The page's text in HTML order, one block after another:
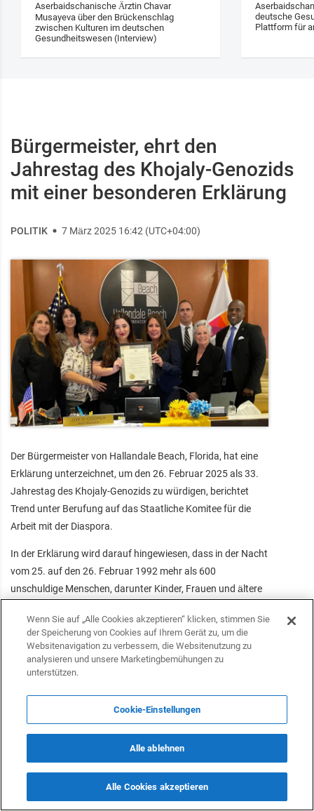
Aserbaidschanische Ärztin Chavar
Musayeva über den Brückenschlag
zwischen Kulturen im deutschen
Gesundheitswesen (Interview)
deutsche
Plattform für
Bürgermeister, ehrt den
Jahrestag des Khojaly-Genozids
mit einer besonderen Erklärung
POLITIK 7 März 2025 16:42 (UTC+04:00)
Der Bürgermeister von Hallandale Beach, Florida, hat eine
Erklärung unterzeichnet, um den 26. Februar 2025 als 33.
Jahrestag des Khojaly-Genozids zu würdigen, berichtet
Trend unter Berufung auf das Staatliche Komitee für die
Arbeit mit der Diaspora.
In der Erklärung wird darauf hingewiesen, dass in der Nacht
vom 25. auf den 26. Februar 1992 mehr als 600
unschuldige Menschen, darunter Kinder, Frauen und ältere
Es wird betont, dass die internationale
Menschenrechtsorganisation Human Rights Watch (HRW)
den Khojaly-Genozid als das abscheulichste Massaker in
der Region bezeichnet hat. Weiterhin wird festgestellt, dass
der Khojaly-Genozid, der zu schrecklichen Verlusten führte,
die Notwendigkeit eines besseren Verständnisses und einer
Amerikanisch-Aserbaidschanischen Jugendvereinigung,
Nabat Eminova, überreicht. Die 2021 im US-Bundesstaat
Wenn Sie auf „Alle Cookies akzeptieren“ klicken, stimmen Sie
der Speicherung von Cookies auf Ihrem Gerät zu, um die
Websitenavigation zu verbessern, die Websitenutzung zu
analysieren und unsere Marketingbemühungen zu
unterstützen.
Cookie-Einstellungen
Alle ablehnen
Alle Cookies akzeptieren